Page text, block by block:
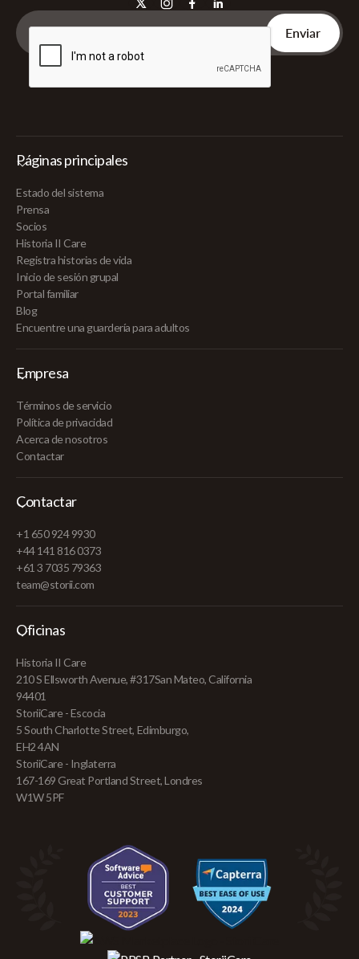
Páginas principales
Estado del sistema
Prensa
Socios
Historia II Care
Registra historias de vida
Inicio de sesión grupal
Portal familiar
Blog
Encuentre una guardería para adultos
Empresa
Términos de servicio
Política de privacidad
Acerca de nosotros
Contactar
Contactar
+1 650 924 9930
+44 141 816 0373
+61 3 7035 79363
team@storii.com
Oficinas
Historia II Care
210 S Ellsworth Avenue, #317San Mateo, California
94401
StoriiCare - Escocia
5 South Charlotte Street, Edimburgo,
EH2 4AN
StoriiCare - Inglaterra
167-169 Great Portland Street, Londres
W1W 5PF